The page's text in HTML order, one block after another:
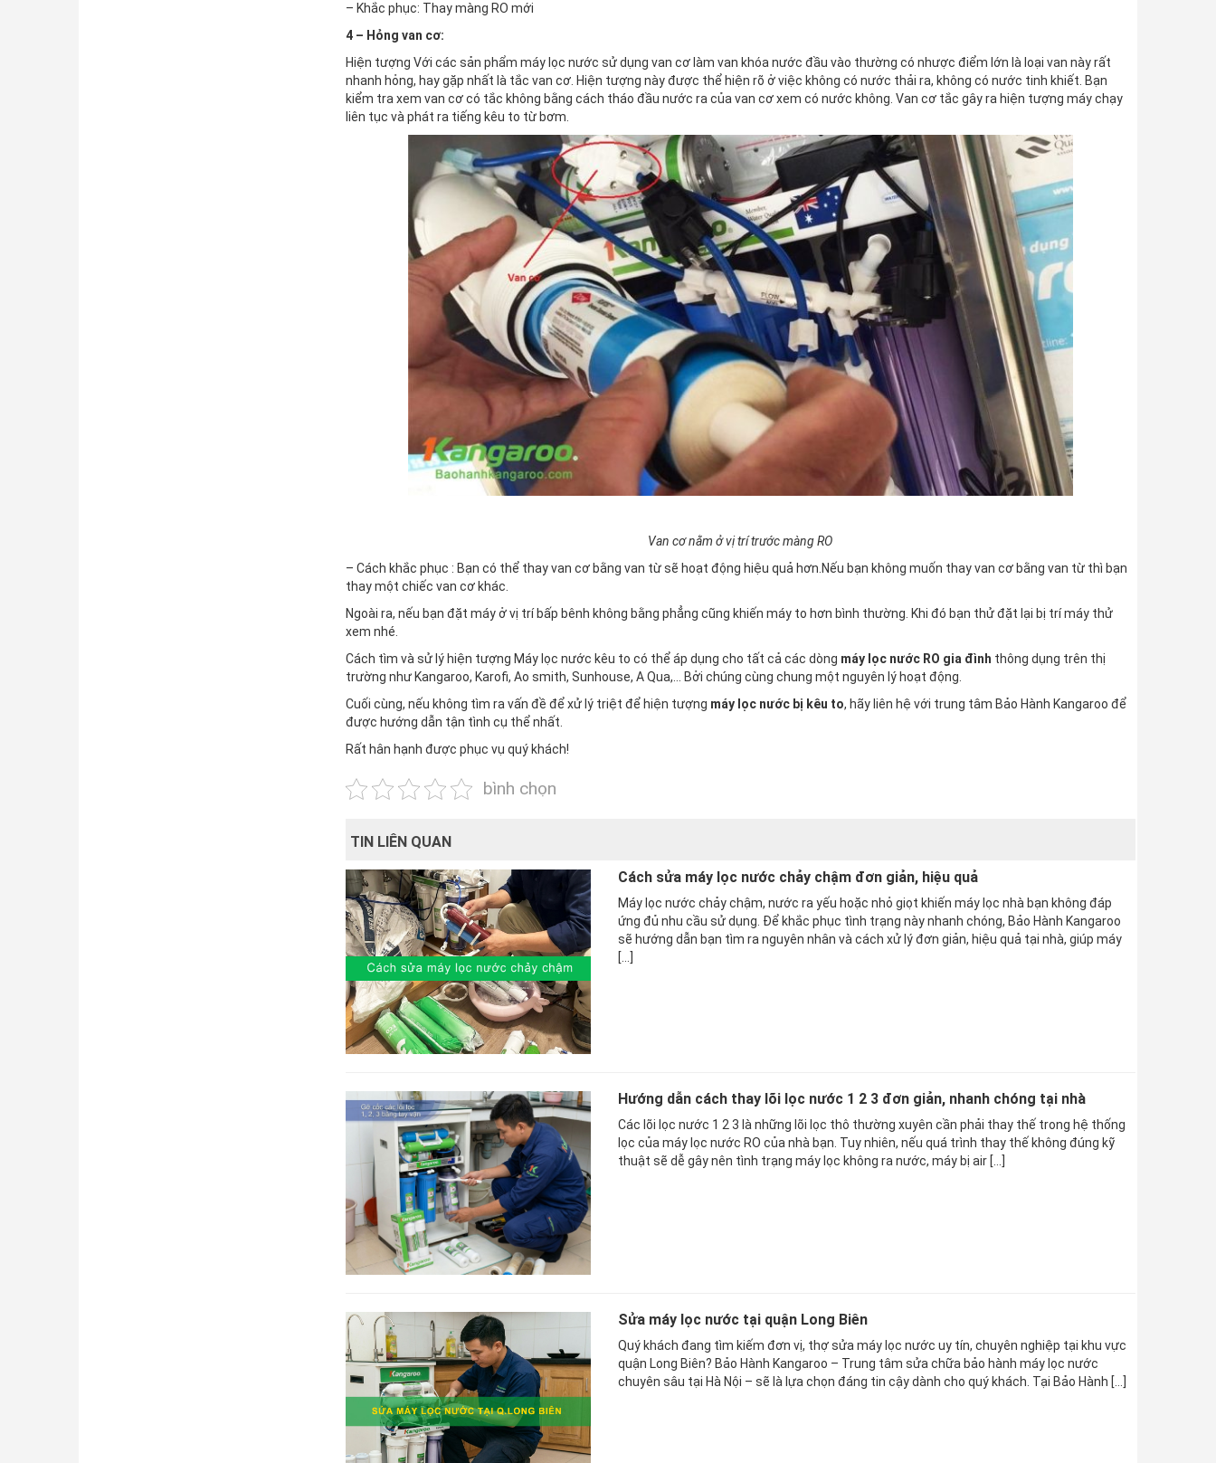
– Khắc phục: Thay màng RO mới
4 – Hỏng van cơ:
Hiện tượng Với các sản phẩm máy lọc nước sử dụng van cơ làm van khóa nước đầu vào thường có nhược điểm lớn là loại van này rất
nhanh hỏng, hay gặp nhất là tắc van cơ. Hiện tượng này được thể hiện rõ ở việc không có nước thải ra, không có nước tinh khiết. Bạn
kiểm tra xem van cơ có tắc không bằng cách tháo đầu nước ra của van cơ xem có nước không. Van cơ tắc gây ra hiện tượng máy chạy
liên tục và phát ra tiếng kêu to từ bơm.
Van cơ nằm ở vị trí trước màng RO
– Cách khắc phục : Bạn có thể thay van cơ bằng van từ sẽ hoạt động hiệu quả hơn.Nếu bạn không muốn thay van cơ bằng van từ thì bạn
thay một chiếc van cơ khác.
Ngoài ra, nếu bạn đặt máy ở vị trí bấp bênh không bằng phẳng cũng khiến máy to hơn bình thường. Khi đó bạn thử đặt lại bị trí máy thử
xem nhé.
Cách tìm và sử lý hiện tượng Máy lọc nước kêu to có thể áp dụng cho tất cả các dòng máy lọc nước RO gia đình thông dụng trên thị
trường như Kangaroo, Karofi, Ao smith, Sunhouse, A Qua,… Bởi chúng cùng chung một nguyên lý hoạt động.
Cuối cùng, nếu không tìm ra vấn đề để xử lý triệt để hiện tượng máy lọc nước bị kêu to, hãy liên hệ với trung tâm Bảo Hành Kangaroo để
được hướng dẫn tận tình cụ thể nhất.
Rất hân hạnh được phục vụ quý khách!
bình chọn
TIN LIÊN QUAN
Cách sửa máy lọc nước chảy chậm đơn giản, hiệu quả
Máy lọc nước chảy chậm, nước ra yếu hoặc nhỏ giọt khiến máy lọc nhà bạn không đáp
ứng đủ nhu cầu sử dụng. Để khắc phục tình trạng này nhanh chóng, Bảo Hành Kangaroo
sẽ hướng dẫn bạn tìm ra nguyên nhân và cách xử lý đơn giản, hiệu quả tại nhà, giúp máy
[…]
Hướng dẫn cách thay lõi lọc nước 1 2 3 đơn giản, nhanh chóng tại nhà
Các lõi lọc nước 1 2 3 là những lõi lọc thô thường xuyên cần phải thay thế trong hệ thống
lọc của máy lọc nước RO của nhà bạn. Tuy nhiên, nếu quá trình thay thế không đúng kỹ
thuật sẽ dễ gây nên tình trạng máy lọc không ra nước, máy bị air […]
Sửa máy lọc nước tại quận Long Biên
Quý khách đang tìm kiếm đơn vị, thợ sửa máy lọc nước uy tín, chuyên nghiệp tại khu vực
quận Long Biên? Bảo Hành Kangaroo – Trung tâm sửa chữa bảo hành máy lọc nước
chuyên sâu tại Hà Nội – sẽ là lựa chọn đáng tin cậy dành cho quý khách. Tại Bảo Hành […]